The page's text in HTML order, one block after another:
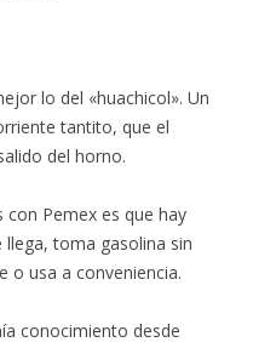
lo del «huachicol». Un
tantito, que el
del horno.
Pemex es que hay
toma gasolina sin
o usa a conveniencia.
conocimiento desde